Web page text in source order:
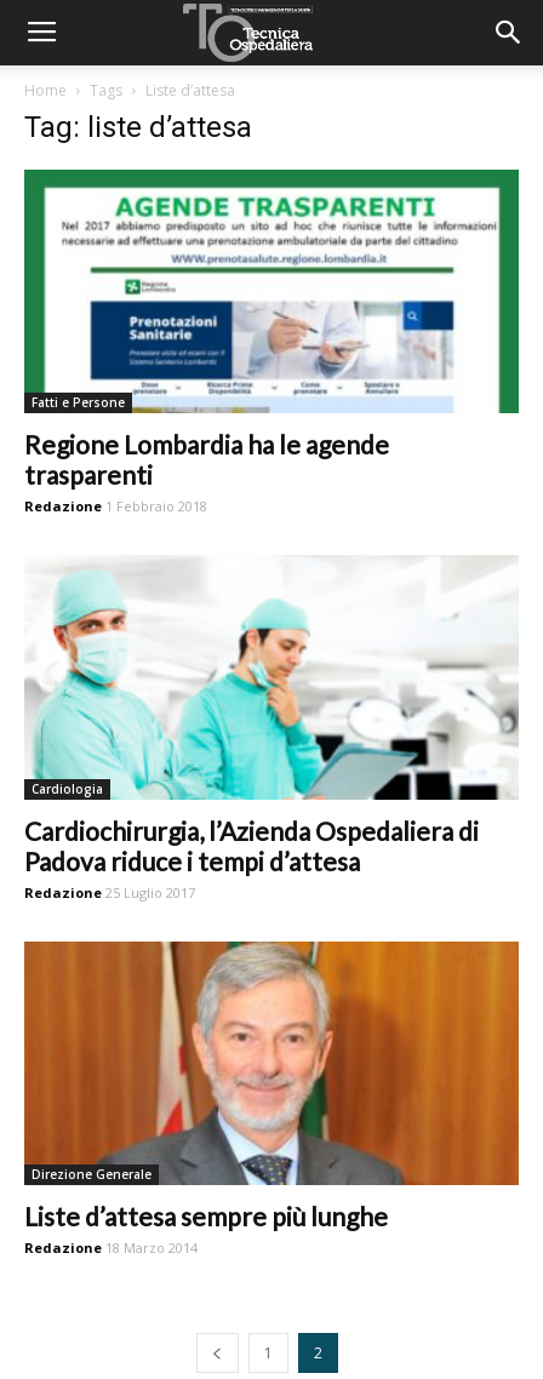
Home Tags Liste d’attesa
Tag: liste d’attesa
Fatti e Persone
Regione Lombardia ha le agende
trasparenti
Redazione 1 Febbraio 2018
Cardiologia
Cardiochirurgia, l’Azienda Ospedaliera di
Padova riduce i tempi d’attesa
Redazione 25 Luglio 2017
Direzione Generale
Liste d’attesa sempre più lunghe
Redazione 18 Marzo 2014
1 2